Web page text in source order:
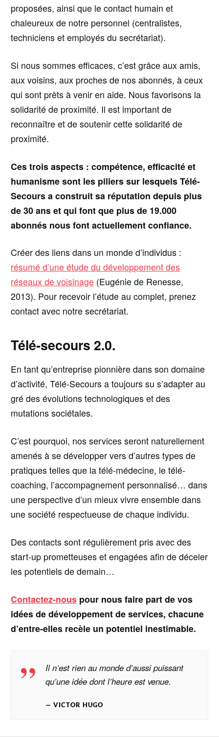
proposées, ainsi que le contact humain et
chaleureux de notre personnel (centralistes,
techniciens et employés du secrétariat).
Si nous sommes efficaces, c’est grâce aux amis,
aux voisins, aux proches de nos abonnés, à ceux
qui sont prêts à venir en aide. Nous favorisons la
solidarité de proximité. Il est important de
reconnaître et de soutenir cette solidarité de
proximité.
Ces trois aspects : compétence, efficacité et
humanisme sont les piliers sur lesquels Télé-
Secours a construit sa réputation depuis plus
de 30 ans et qui font que plus de 19.000
abonnés nous font actuellement confiance.
Créer des liens dans un monde d’individus :
résumé d’une étude du développement des
réseaux de voisinage (Eugénie de Renesse,
2013). Pour recevoir l’étude au complet, prenez
contact avec notre secrétariat.
Télé-secours 2.0.
En tant qu’entreprise pionnière dans son domaine
d’activité, Télé-Secours a toujours su s’adapter au
gré des évolutions technologiques et des
mutations sociétales.
C’est pourquoi, nos services seront naturellement
amenés à se développer vers d’autres types de
pratiques telles que la télé-médecine, le télé-
coaching, l’accompagnement personnalisé… dans
une perspective d’un mieux vivre ensemble dans
une société respectueuse de chaque individu.
Des contacts sont régulièrement pris avec des
start-up prometteuses et engagées afin de déceler
les potentiels de demain…
Contactez-nous pour nous faire part de vos
idées de développement de services, chacune
d’entre-elles recèle un potentiel inestimable.
Il n’est rien au monde d’aussi puissant
qu’une idée dont l’heure est venue.
VICTOR HUGO